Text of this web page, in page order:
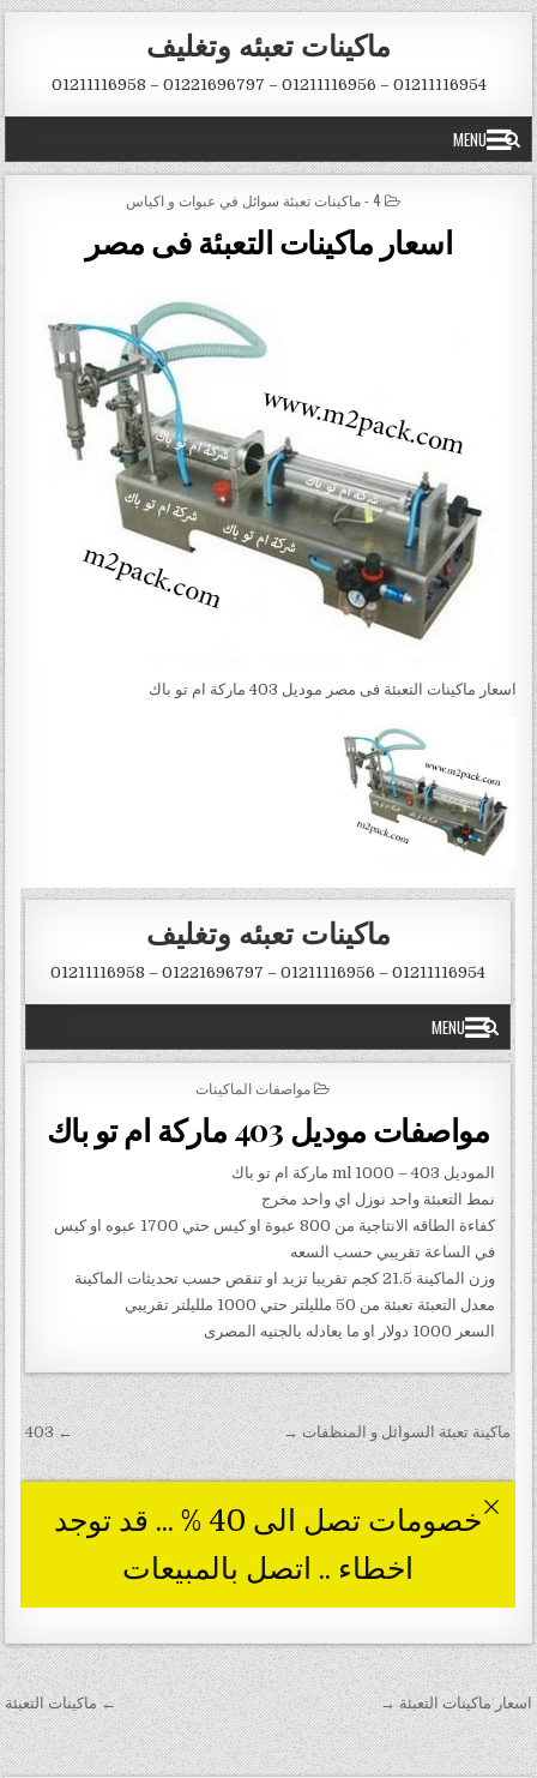
Skip to content
ماكينات تعبئه وتغليف
01211116954 – 01211116956 – 01221696797 – 01211116958
MENU
POSTED IN
4 - ماكينات تعبئة سوائل في عبوات و اكياس
اسعار ماكينات التعبئة فى مصر
اسعار ماكينات التعبئة فى مصر موديل 403 ماركة ام تو باك
تصفّح المقالات ← ماكينات التعبئة اسعار ماكينات التعبئة →